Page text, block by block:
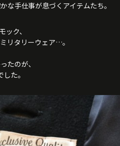
な手仕事が息づくアイテムたち。
ック、
リタリーウェア…。
たのが、
た。